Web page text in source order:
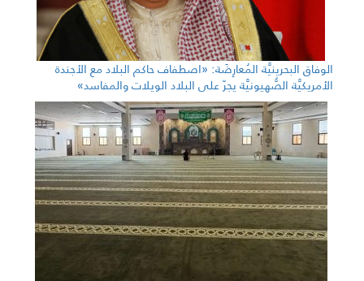
الوفاق البحرينيَّة المُعارِضَة: «اصطفاف حاكم البلاد مع الأجندة
الأمريكيَّة الصُّهيونيَّة يجرّ على البلاد الويلات والمفاسد»